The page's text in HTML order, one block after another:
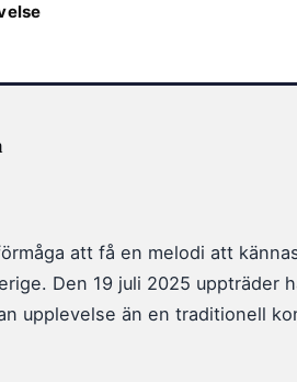
att få en melodi att
Den 19 juli 2025 uppträder
upplevelse än en traditionell